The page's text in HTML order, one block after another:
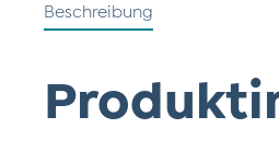
Beschreibung